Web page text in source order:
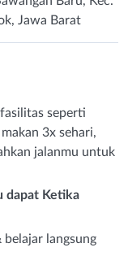
Jawa Barat
seperti
3x sehari,
jalanmu untuk
dapat Ketika
belajar langsung